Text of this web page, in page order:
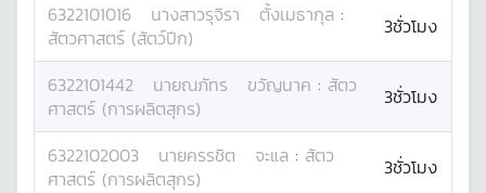
6322101016 นางสาวรุจิรา ตั้งเมธากุล :
สัตวศาสตร์ (สัตว์ปีก)
3ชั่วโมง
6322101442 นายณภัทร ขวัญนาค : สัตว
ศาสตร์ (การผลิตสุกร)
3ชั่วโมง
6322102003 นายครรชิต จะแล : สัตว
ศาสตร์ (การผลิตสุกร)
3ชั่วโมง